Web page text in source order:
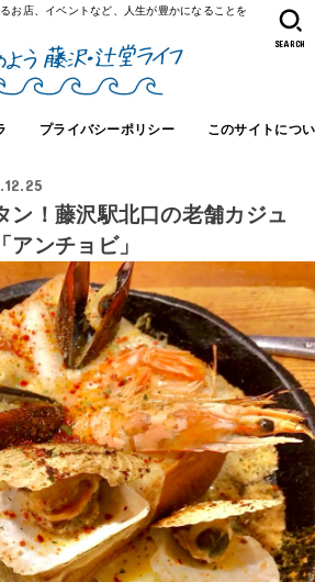
お店、イベントなど、人生が豊かになることを
プライバシーポリシー このサイトにつ
SEARCH
ン！藤沢駅北口の老舗カジュ
アンチョビ」